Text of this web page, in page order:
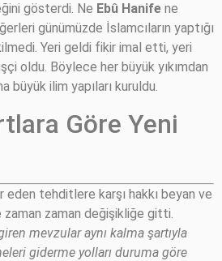
gösterdi. Ne Ebû Hanife ne
günümüzde İslamcıların yaptığı
Yeri geldi fikir imal etti, yeri
oldu. Böylece her büyük yıkımdan
büyük ilim yapıları kuruldu.
Göre Yeni
tehditlere karşı hakkı beyan ve
zaman değişikliğe gitti.
mevzular aynı kalma şartıyla
giderme yolları duruma göre